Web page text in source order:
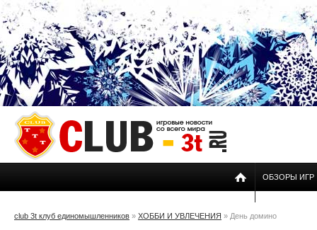
ОБЗОРЫ ИГР
club 3t клуб единомышленников » ХОББИ И УВЛЕЧЕНИЯ » День домино